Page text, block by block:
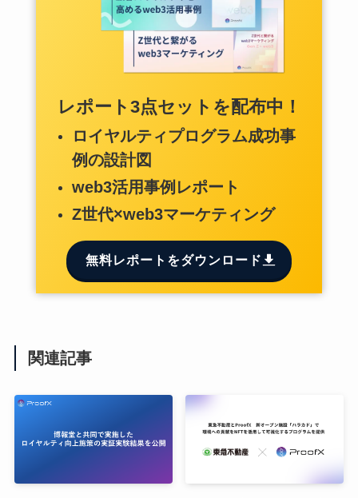
レポート3点セットを配布中！
ロイヤルティプログラム成功事
例の設計図
web3活用事例レポート
Z世代×web3マーケティング
無料レポートをダウンロード
関連記事